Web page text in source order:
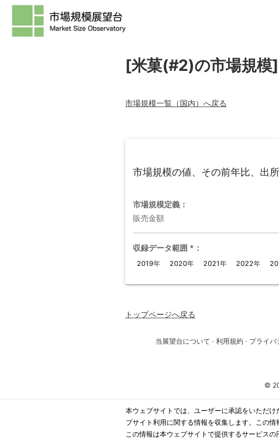
本ウェブサイトでは、ユーザーに承認をいただ
ブサイト利用に関する情報を収集します。この
この情報は本ウェブサイトで提供するサービス
[米菓(#2)の市場規模]
市場規模一覧（国内）へ戻る
市場規模の値、その前年比、出
市場規模定義：
販売金額
収録データ範囲 * ：
2019年 2020年 2021年 2022年
トップページへ戻る
当展望台について · 利用規約 · プライバ
©